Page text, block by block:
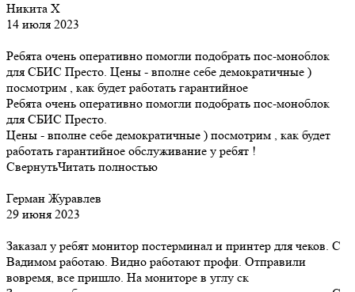
Никита Х
14 июля 2023
Ребята очень оперативно помогли подобрать пос-моноблок
для СБИС Престо. Цены - вполне себе демократичные )
посмотрим , как будет работать гарантийное
Ребята очень оперативно помогли подобрать пос-моноблок
для СБИС Престо.
Цены - вполне себе демократичные ) посмотрим , как будет
работать гарантийное обслуживание у ребят !
СвернутьЧитать полностью
Герман Журавлев
29 июня 2023
Заказал у ребят монитор постерминал и принтер для чеков. С
Вадимом работаю. Видно работают профи. Отправили
вовремя, все пришло. На мониторе в углу ск